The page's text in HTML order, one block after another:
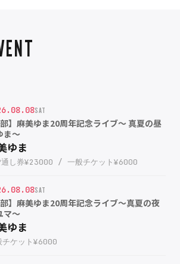
SAT
部】麻美ゆま20周年記念ライブ〜 真夏の昼
ま〜
ゆま
し券¥23000 / 一般チケット¥6000
SAT
部】麻美ゆま20周年記念ライブ〜真夏の夜
マ〜
ゆま
チケット¥6000